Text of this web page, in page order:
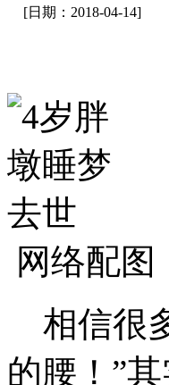
[日期：2018-04-14]
网络配图
相信很
的腰！”